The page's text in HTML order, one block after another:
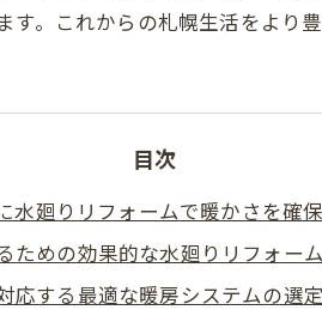
。これからの札幌生活をより
目次
水廻りリフォームで暖かさを確
ための効果的な水廻りリフォーム
応する最適な暖房システムの選定